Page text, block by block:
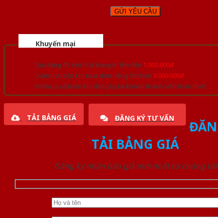
Khuyến mại
Quà tặng đồ nội thất trang trí lên đến 1.000.000đ
Giảm trực tiếp khi mua đơn hàng lớn hơn 3.000.000đ
Nhiều ưu đãi lớn khi đăng ký tài khoản thành viên thân thiết
TẢI BẢNG GIÁ ĐĂNG KÝ TƯ VẤN
TẢI BẢNG GIÁ
Đăng ký nhận báo giá mới nhất từ chúng tôi